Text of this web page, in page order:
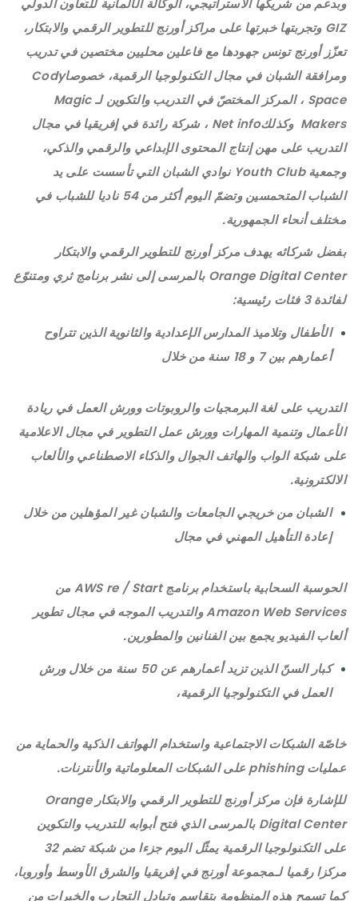
وبدعم من شريكها الاستراتيجي، الوكالة الألمانية للتعاون الدولي
GIZ وتجربتها خبرتها على مراكز أورنج للتطوير الرقمي والابتكار،
تعزّز أورنج تونس جهودها مع فاعلين محليين مختصين في تدريب
ومرافقة الشبان في مجال التكنولوجيا الرقمية، خصوصاCody
Space ، المركز المختصّ في التدريب والتكوين لـ Magic
Makers وكذلكNet info ، شركة رائدة في إفريقيا في مجال
التدريب على مهن إنتاج المحتوى الإبداعي والرقمي والذكي،
وجمعية Youth Club نوادي الشبان التي تأسست على يد
الشباب المتحمسين وتضمّ اليوم أكثر من 54 ناديا للشباب في
مختلف أنحاء الجمهورية.
بفضل شركائه يهدف مركز أورنج للتطوير الرقمي والابتكار
Orange Digital Center بالمرسى إلى نشر برنامج ثري ومتنوّع
لفائدة 3 فئات رئيسية:
الأطفال وتلاميذ المدارس الإعدادية والثانوية الذين تتراوح
أعمارهم بين 7 و 18 سنة من خلال
التدريب على لغة البرمجيات والروبوتات وورش العمل في ريادة
الأعمال وتنمية المهارات وورش عمل التطوير في مجال الاعلامية
على شبكة الواب والهاتف الجوال والذكاء الاصطناعي والألعاب
الالكترونية.
الشبان من خريجي الجامعات والشبان غير المؤهلين من خلال
إعادة التأهيل المهني في مجال
الحوسبة السحابية باستخدام برنامج AWS re / Start من
Amazon Web Services والتدريب الموجه في مجال تطوير
ألعاب الفيديو يجمع بين الفنانين والمطورين.
كبار السنّ الذين تزيد أعمارهم عن 50 سنة من خلال ورش
العمل في التكنولوجيا الرقمية،
خاصّة الشبكات الاجتماعية واستخدام الهواتف الذكية والحماية من
عمليات phishing على الشبكات المعلوماتية والأنترنات.
للإشارة فإن مركز أورنج للتطوير الرقمي والابتكار Orange
Digital Center بالمرسى الذي فتح أبوابه للتدريب والتكوين
على التكنولوجيا الرقمية يمثّل اليوم جزءا من شبكة تضم 32
مركزا رقميا لـمجموعة أورنج في إفريقيا والشرق الأوسط وأوروبا،
كما تسمح هذه المنظومة بتقاسم وتبادل التجارب والخبرات من